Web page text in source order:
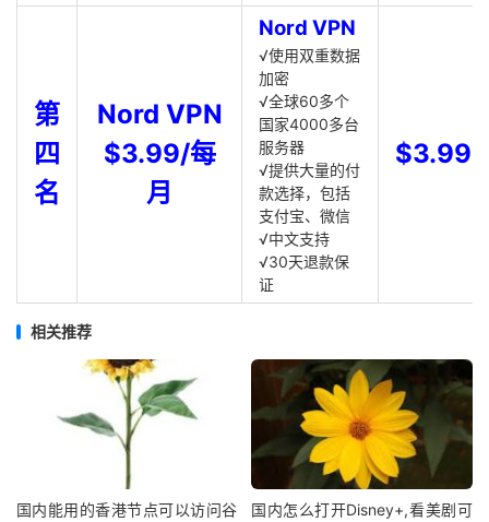
第
四
名
Nord VPN
$3.99/每
月
Nord VPN
√使用双重数据
加密
√全球60多个
国家4000多台
服务器
√提供大量的付
款选择，包括
支付宝、微信
√中文支持
√30天退款保
证
$3.99
相关推荐
国内能用的香港节点可以访问谷
国内怎么打开Disney+,看美剧可